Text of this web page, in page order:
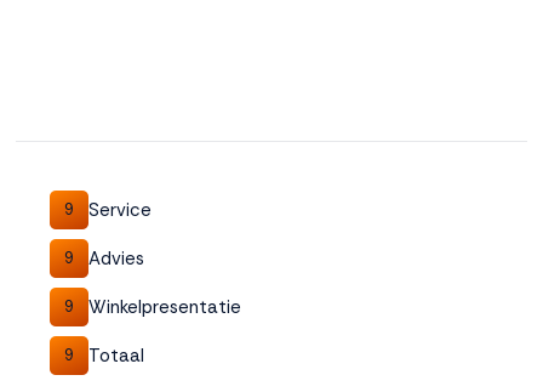
9 Service
9 Advies
9 Winkelpresentatie
9 Totaal